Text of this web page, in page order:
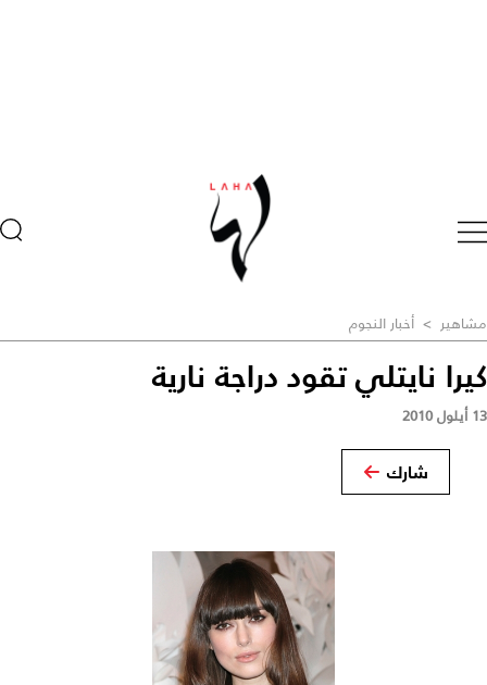
مشاهير > أخبار النجوم
كيرا نايتلي تقود دراجة نارية
13 أيلول 2010
شارك